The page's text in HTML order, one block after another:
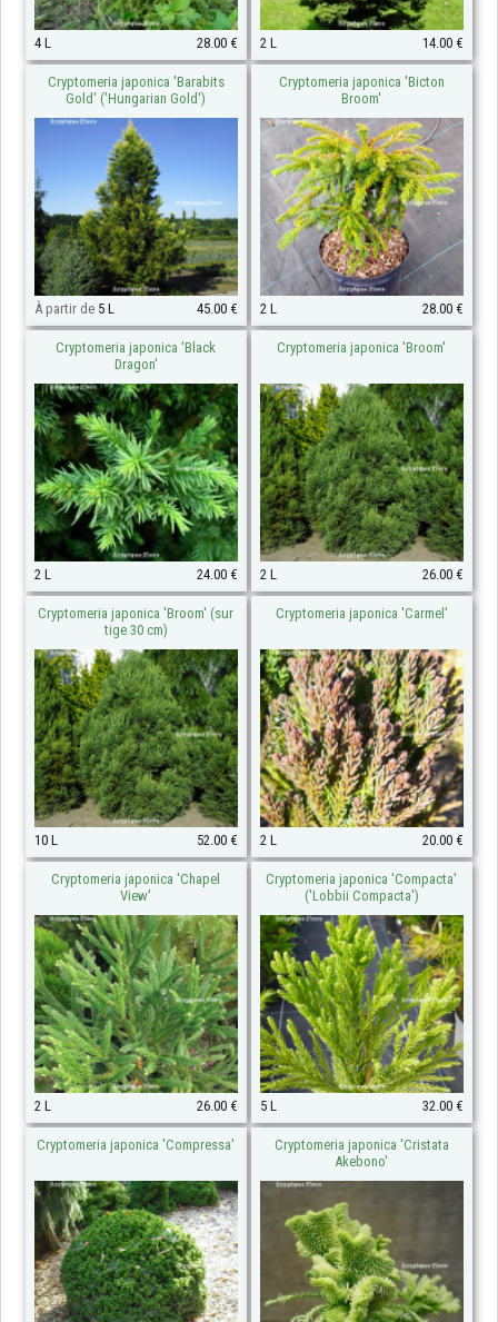
4 L 28.00 € 2 L 14.00 €
Cryptomeria japonica 'Barabits
Gold' ('Hungarian Gold')
À partir de 5 L 45.00 €
Cryptomeria japonica 'Bicton
Broom'
2 L 28.00 €
Cryptomeria japonica 'Black
Dragon'
2 L 24.00 €
Cryptomeria japonica 'Broom'
2 L 26.00 €
Cryptomeria japonica 'Broom' (sur
tige 30 cm)
10 L 52.00 €
Cryptomeria japonica 'Carmel'
2 L 20.00 €
Cryptomeria japonica 'Chapel
View'
2 L 26.00 €
Cryptomeria japonica 'Compacta'
('Lobbii Compacta')
5 L 32.00 €
Cryptomeria japonica 'Compressa'
Cryptomeria japonica 'Cristata
Akebono'